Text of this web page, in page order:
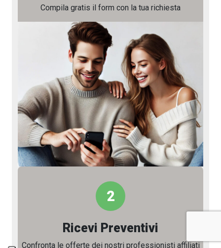
Compila gratis il form con la tua richiesta
2
Ricevi Preventivi
Confronta le offerte dei nostri professionisti affiliati